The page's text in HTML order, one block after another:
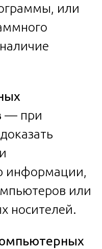
или
— при
информации,
или
носителей.